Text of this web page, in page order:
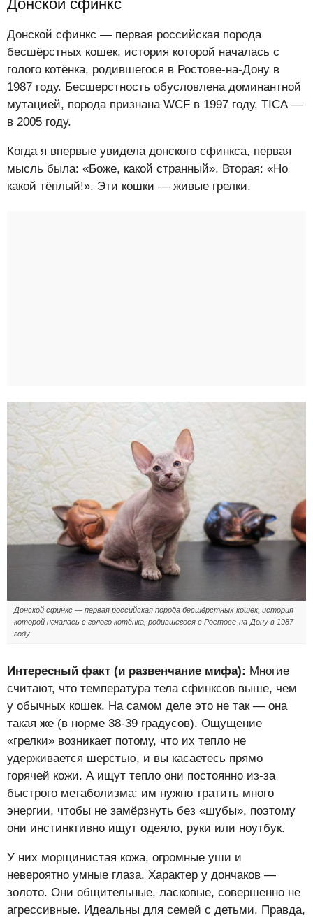
Донской сфинкс
Донской сфинкс — первая российская порода
бесшёрстных кошек, история которой началась с
голого котёнка, родившегося в Ростове-на-Дону в
1987 году. Бесшерстность обусловлена доминантной
мутацией, порода признана WCF в 1997 году, TICA —
в 2005 году.
Когда я впервые увидела донского сфинкса, первая
мысль была: «Боже, какой странный». Вторая: «Но
какой тёплый!». Эти кошки — живые грелки.
Донской сфинкс — первая российская порода бесшёрстных кошек, история
которой началась с голого котёнка, родившегося в Ростове-на-Дону в 1987
году.
Интересный факт (и развенчание мифа): Многие
считают, что температура тела сфинксов выше, чем
у обычных кошек. На самом деле это не так — она
такая же (в норме 38-39 градусов). Ощущение
«грелки» возникает потому, что их тепло не
удерживается шерстью, и вы касаетесь прямо
горячей кожи. А ищут тепло они постоянно из-за
быстрого метаболизма: им нужно тратить много
энергии, чтобы не замёрзнуть без «шубы», поэтому
они инстинктивно ищут одеяло, руки или ноутбук.
У них морщинистая кожа, огромные уши и
невероятно умные глаза. Характер у дончаков —
золото. Они общительные, ласковые, совершенно не
агрессивные. Идеальны для семей с детьми. Правда,